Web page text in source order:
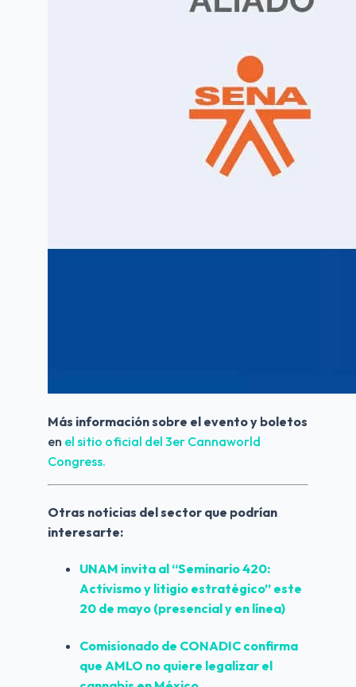
Más información sobre el evento y boletos
en el sitio oficial del 3er Cannaworld
Congress.
Otras noticias del sector que podrían
interesarte:
UNAM invita al “Seminario 420:
Activismo y litigio estratégico” este
20 de mayo (presencial y en línea)
Comisionado de CONADIC confirma
que AMLO no quiere legalizar el